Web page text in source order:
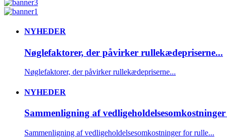
NYHEDER
Nøglefaktorer, der påvirker rullekædepriserne...
Nøglefaktorer, der påvirker rullekædepriserne...
NYHEDER
Sammenligning af
Sammenligning af vedligeholdelsesomkostninger for rulle...